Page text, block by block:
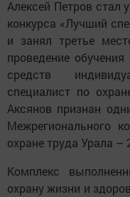
Алексей Петров стал
конкурса «Лучший
и занял третье
проведение
средств
специалист по
Аксянов признан
Межрегионального
охране труда Урала –
Комплекс
охрану жизни и